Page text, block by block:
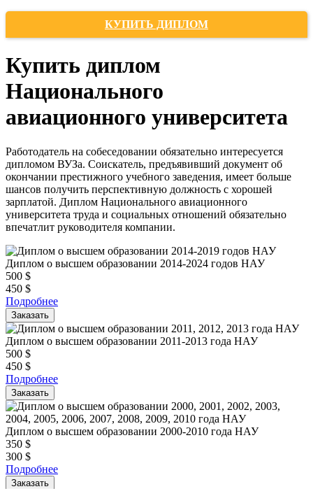
КУПИТЬ ДИПЛОМ
Купить диплом
Национального
авиационного университета
Работодатель на собеседовании обязательно интересуется
дипломом ВУЗа. Соискатель, предъявивший документ об
окончании престижного учебного заведения, имеет больше
шансов получить перспективную должность с хорошей
зарплатой. Диплом Национального авиационного
университета труда и социальных отношений обязательно
впечатлит руководителя компании.
Диплом о высшем образовании 2014-2024 годов НАУ
500 $
450 $
Подробнее
Заказать
Диплом о высшем образовании 2011-2013 года НАУ
500 $
450 $
Подробнее
Заказать
Диплом о высшем образовании 2000-2010 года НАУ
350 $
300 $
Подробнее
Заказать